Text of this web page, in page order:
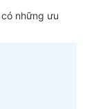
những ưu